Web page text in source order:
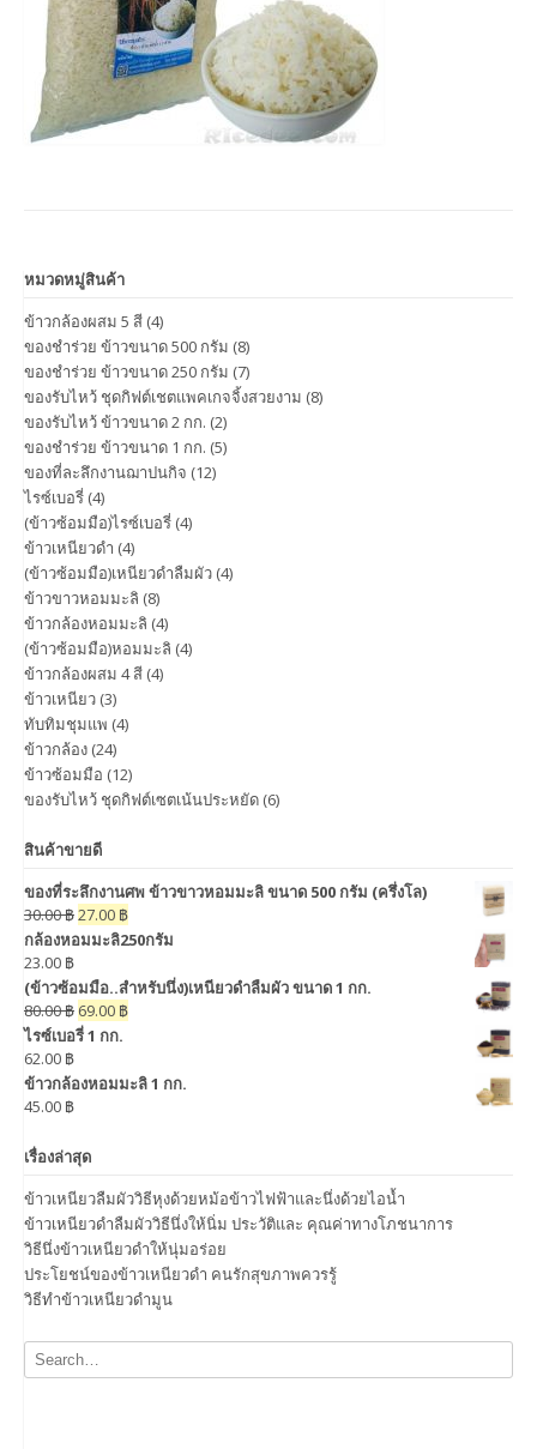
หมวดหมู่สินค้า
ข้าวกล้องผสม 5 สี (4)
ของชำร่วย ข้าวขนาด 500 กรัม (8)
ของชำร่วย ข้าวขนาด 250 กรัม (7)
ของรับไหว้ ชุดกิฟต์เชตแพคเกจจิ้งสวยงาม (8)
ของรับไหว้ ข้าวขนาด 2 กก. (2)
ของชำร่วย ข้าวขนาด 1 กก. (5)
ของที่ละลึกงานฌาปนกิจ (12)
ไรซ์เบอรี่ (4)
(ข้าวซ้อมมือ)ไรซ์เบอรี่ (4)
ข้าวเหนียวดำ (4)
(ข้าวซ้อมมือ)เหนียวดำลืมผัว (4)
ข้าวขาวหอมมะลิ (8)
ข้าวกล้องหอมมะลิ (4)
(ข้าวซ้อมมือ)หอมมะลิ (4)
ข้าวกล้องผสม 4 สี (4)
ข้าวเหนียว (3)
ทับทิมชุมแพ (4)
ข้าวกล้อง (24)
ข้าวซ้อมมือ (12)
ของรับไหว้ ชุดกิฟต์เซตเน้นประหยัด (6)
สินค้าขายดี
ของที่ระลึกงานศพ ข้าวขาวหอมมะลิ ขนาด 500 กรัม (ครึ่งโล)
30.00฿27.00 ฿
กล้องหอมมะลิ250กรัม
23.00 ฿
(ข้าวซ้อมมือ..สำหรับนึ่ง)เหนียวดำลืมผัว ขนาด 1 กก.
80.00฿ 69.00 ฿
ไรซ์เบอรี่ 1 กก.
62.00 ฿
ข้าวกล้องหอมมะลิ 1 กก.
45.00 ฿
เรื่องล่าสุด
ข้าวเหนียวลืมผัววิธีหุงด้วยหม้อข้าวไฟฟ้าและนึ่งด้วยไอน้ำ
ข้าวเหนียวดำลืมผัววิธีนึ่งให้นิ่ม ประวัติและ คุณค่าทางโภชนาการ
วิธีนึ่งข้าวเหนียวดำให้นุ่มอร่อย
ประโยชน์ของข้าวเหนียวดำ คนรักสุขภาพควรรู้
วิธีทำข้าวเหนียวดำมูน